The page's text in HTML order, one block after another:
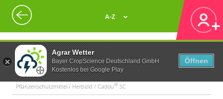
Agrar Wetter
Bayer CropScience Deutschland GmbH
Kostenlos bei Google Play
Öffnen
A-Z
Pflanzenschutzmittel / Herbizid / Cadou® SC